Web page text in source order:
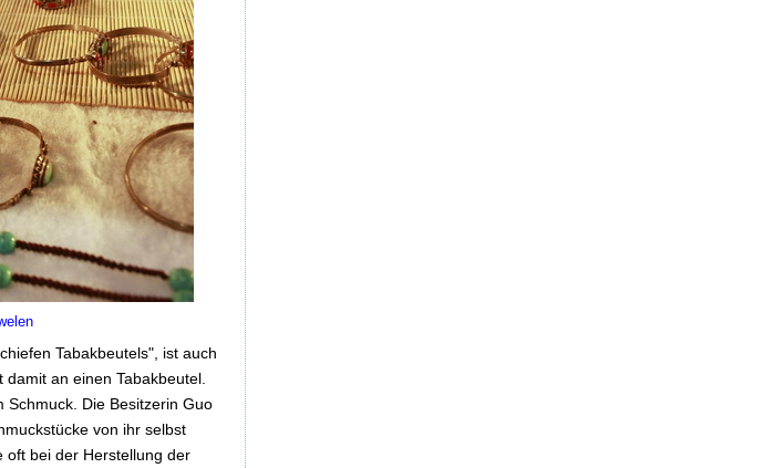
Tabakbeutels", ist auch
an einen Tabakbeutel.
Die Besitzerin Guo
von ihr selbst
oft bei der Herstellung der